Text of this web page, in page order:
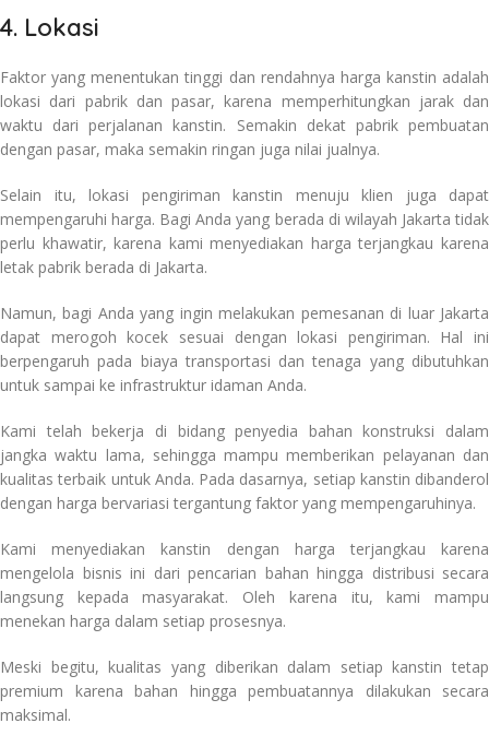
4. Lokasi
Faktor yang menentukan tinggi dan rendahnya harga kanstin adalah
lokasi dari pabrik dan pasar, karena memperhitungkan jarak dan
waktu dari perjalanan kanstin. Semakin dekat pabrik pembuatan
dengan pasar, maka semakin ringan juga nilai jualnya.
Selain itu, lokasi pengiriman kanstin menuju klien juga dapat
mempengaruhi harga. Bagi Anda yang berada di wilayah Jakarta tidak
perlu khawatir, karena kami menyediakan harga terjangkau karena
letak pabrik berada di Jakarta.
Namun, bagi Anda yang ingin melakukan pemesanan di luar Jakarta
dapat merogoh kocek sesuai dengan lokasi pengiriman. Hal ini
berpengaruh pada biaya transportasi dan tenaga yang dibutuhkan
untuk sampai ke infrastruktur idaman Anda.
Kami telah bekerja di bidang penyedia bahan konstruksi dalam
jangka waktu lama, sehingga mampu memberikan pelayanan dan
kualitas terbaik untuk Anda. Pada dasarnya, setiap kanstin dibanderol
dengan harga bervariasi tergantung faktor yang mempengaruhinya.
Kami menyediakan kanstin dengan harga terjangkau karena
mengelola bisnis ini dari pencarian bahan hingga distribusi secara
langsung kepada masyarakat. Oleh karena itu, kami mampu
menekan harga dalam setiap prosesnya.
Meski begitu, kualitas yang diberikan dalam setiap kanstin tetap
premium karena bahan hingga pembuatannya dilakukan secara
maksimal.